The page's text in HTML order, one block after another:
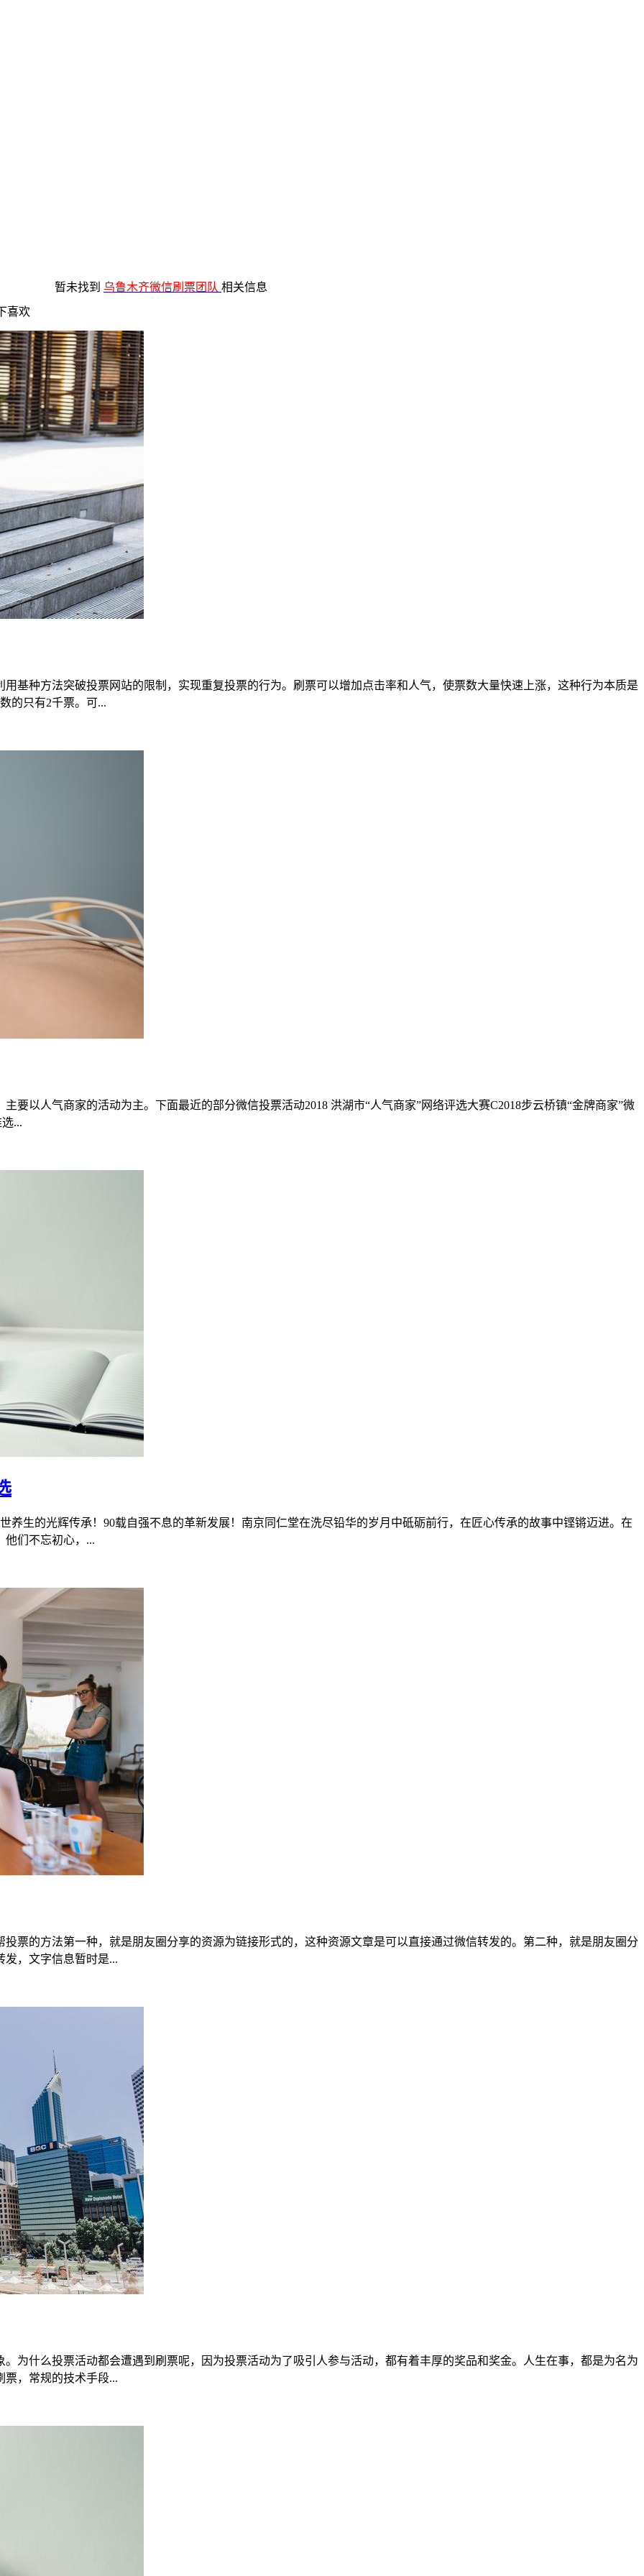
暂未找到 乌鲁木齐微信刷票团队 相关信息
喜欢
基种方法突破投票网站的限制，实现重复投票的行为。刷票可以增加点击率和人气，使票数大量快速上涨，这种行为本质是
的只有2千票。可...
要以人气商家的活动为主。下面最近的部分微信投票活动2018 洪湖市“人气商家”网络评选大赛C2018步云桥镇“金牌商家”微
...
养生的光辉传承！90载自强不息的革新发展！南京同仁堂在洗尽铅华的岁月中砥砺前行，在匠心传承的故事中铿锵迈进。在
他们不忘初心，...
票的方法第一种，就是朋友圈分享的资源为链接形式的，这种资源文章是可以直接通过微信转发的。第二种，就是朋友圈分
，文字信息暂时是...
为什么投票活动都会遭遇到刷票呢，因为投票活动为了吸引人参与活动，都有着丰厚的奖品和奖金。人生在事，都是为名为
，常规的技术手段...